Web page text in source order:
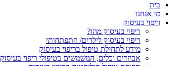
בית
מי אנחנו
ריפוי בעיסוק
ריפוי בעיסוק מהו?
ריפוי בעיסוק לילדים/ התפתחותי
מידע לתחילת טיפול בריפוי בעיסוק
אביזרים וכלים, המשמשים בטיפולי ריפוי בעיסוק